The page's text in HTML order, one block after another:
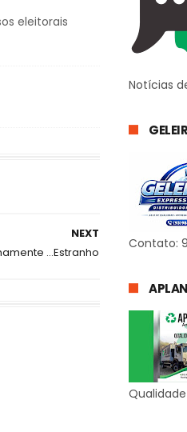
eleitorais
NEXT
...Estranho
Notícias
Contato: